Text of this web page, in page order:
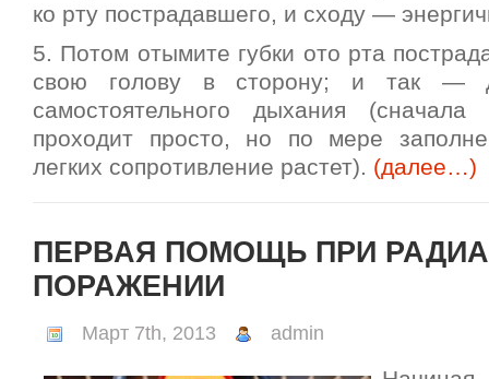
ко рту пострадавшего, и сходу —
5. Потом отымите губки ото рта
свою голову в сторону; и так —
самостоятельного дыхания (сначала
проходит просто, но по мере
легких сопротивление растет). (далее…)
ПЕРВАЯ ПОМОЩЬ ПРИ
ПОРАЖЕНИИ
Март 7th, 2013 admin